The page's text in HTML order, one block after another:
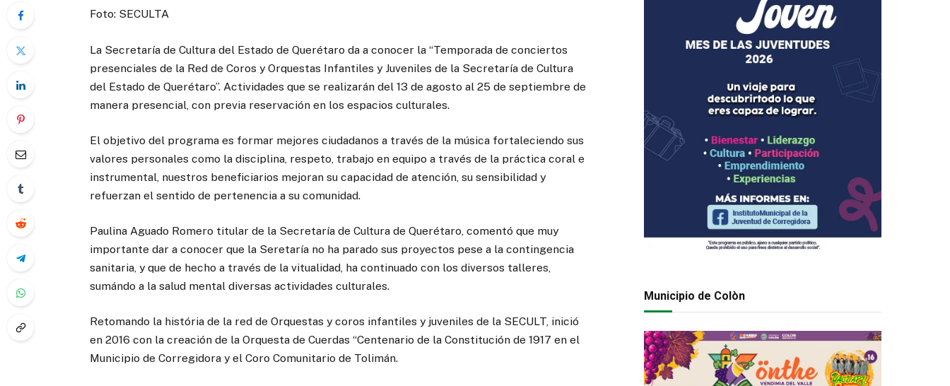
Foto: SECULTA
La Secretaría de Cultura del Estado de Querétaro da a conocer la “Temporada de conciertos
presenciales de la Red de Coros y Orquestas Infantiles y Juveniles de la Secretaría de Cultura
del Estado de Querétaro”. Actividades que se realizarán del 13 de agosto al 25 de septiembre de
manera presencial, con previa reservación en los espacios culturales.
El objetivo del programa es formar mejores ciudadanos a través de la música fortaleciendo sus
valores personales como la disciplina, respeto, trabajo en equipo a través de la práctica coral e
instrumental, nuestros beneficiarios mejoran su capacidad de atención, su sensibilidad y
refuerzan el sentido de pertenencia a su comunidad.
Paulina Aguado Romero titular de la Secretaría de Cultura de Querétaro, comentó que muy
importante dar a conocer que la Seretaría no ha parado sus proyectos pese a la contingencia
sanitaria, y que de hecho a través de la vitualidad, ha continuado con los diversos talleres,
sumándo a la salud mental diversas actividades culturales.
Retomando la história de la red de Orquestas y coros infantiles y juveniles de la SECULT, inició
en 2016 con la creación de la Orquesta de Cuerdas “Centenario de la Constitución de 1917 en el
Municipio de Corregidora y el Coro Comunitario de Tolimán.
Municipio de Colòn